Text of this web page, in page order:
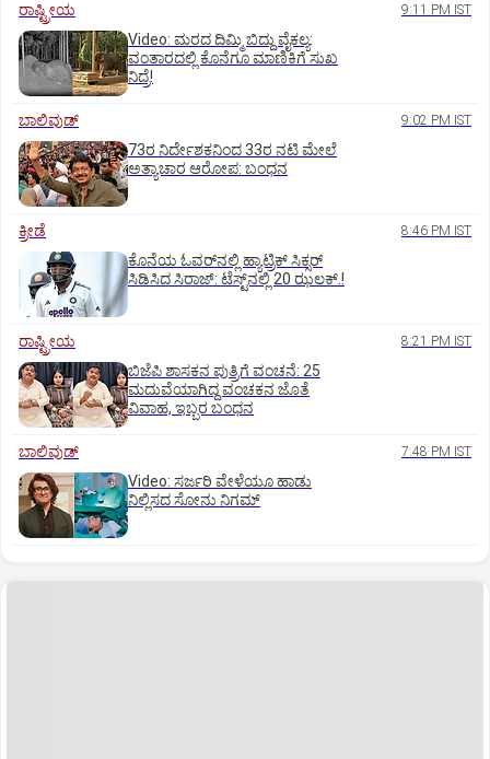
ರಾಷ್ಟ್ರೀಯ 9:11 PM IST
Video: ಮರದ ದಿಮ್ಮಿ ಬಿದ್ದು ವೈಕಲ್ಯ:
ವಂತಾರದಲ್ಲಿ ಕೊನೆಗೂ ಮಾಣಿಕಿಗೆ ಸುಖ
ನಿದ್ರೆ!
ಬಾಲಿವುಡ್‌ 9:02 PM IST
73ರ ನಿರ್ದೇಶಕನಿಂದ 33ರ ನಟಿ ಮೇಲೆ
ಅತ್ಯಾಚಾರ ಆರೋಪ: ಬಂಧನ
ಕ್ರೀಡೆ 8:46 PM IST
ಕೊನೆಯ ಓವರ್‌ನಲ್ಲಿ ಹ್ಯಾಟ್ರಿಕ್ ಸಿಕ್ಸರ್‌
ಸಿಡಿಸಿದ ಸಿರಾಜ್:‌ ಟೆಸ್ಟ್‌ನಲ್ಲಿ 20 ಝಲಕ್.!‌
ರಾಷ್ಟ್ರೀಯ 8:21 PM IST
ಬಿಜೆಪಿ ಶಾಸಕನ ಪುತ್ರಿಗೆ ವಂಚನೆ: 25
ಮದುವೆಯಾಗಿದ್ದ ವಂಚಕನ ಜೊತೆ
ವಿವಾಹ, ಇಬ್ಬರ ಬಂಧನ
ಬಾಲಿವುಡ್‌ 7:48 PM IST
‌Video: ಸರ್ಜರಿ ವೇಳೆಯೂ ಹಾಡು
ನಿಲ್ಲಿಸದ ಸೋನು ನಿಗಮ್